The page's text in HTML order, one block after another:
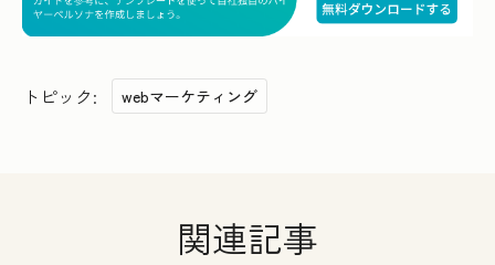
トピック: webマーケティング
関連記事